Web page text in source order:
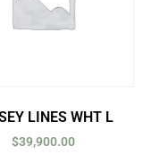
LINES WHT L
$39,900.00